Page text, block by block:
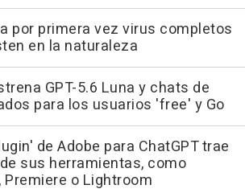
por primera vez virus completos
en la naturaleza
GPT-5.6 Luna y chats de
para los usuarios 'free' y Go
de Adobe para ChatGPT trae
sus herramientas, como
Premiere o Lightroom